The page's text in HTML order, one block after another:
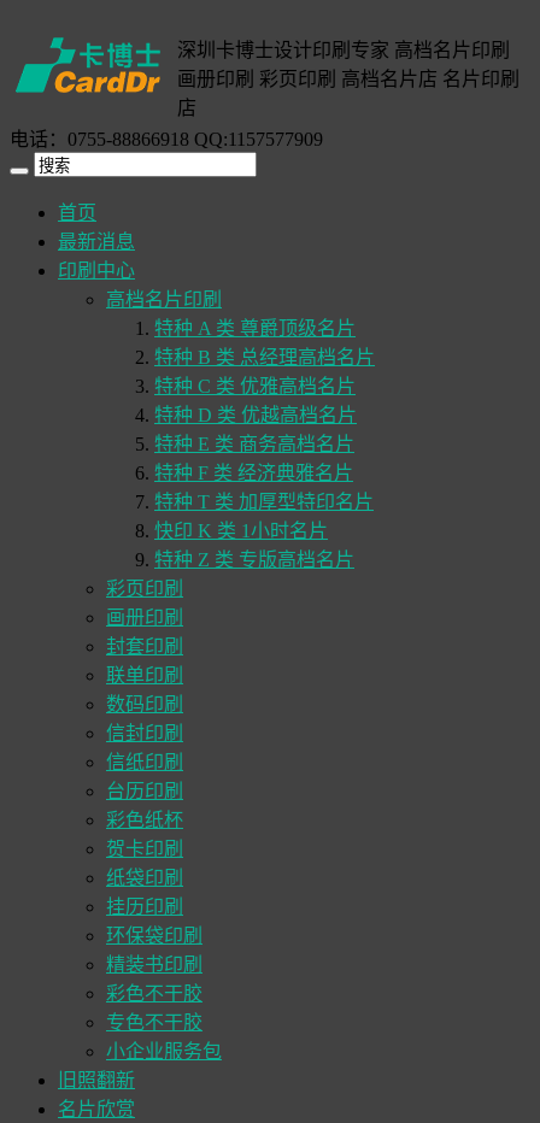
深圳卡博士设计印刷专家 高档名片印刷
画册印刷 彩页印刷 高档名片店 名片印刷
店
电话：0755-88866918 QQ:1157577909
首页
最新消息
印刷中心
高档名片印刷
特种 A 类 尊爵顶级名片
特种 B 类 总经理高档名片
特种 C 类 优雅高档名片
特种 D 类 优越高档名片
特种 E 类 商务高档名片
特种 F 类 经济典雅名片
特种 T 类 加厚型特印名片
快印 K 类 1小时名片
特种 Z 类 专版高档名片
彩页印刷
画册印刷
封套印刷
联单印刷
数码印刷
信封印刷
信纸印刷
台历印刷
彩色纸杯
贺卡印刷
纸袋印刷
挂历印刷
环保袋印刷
精装书印刷
彩色不干胶
专色不干胶
小企业服务包
旧照翻新
名片欣赏